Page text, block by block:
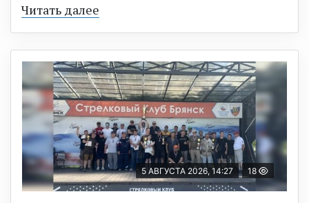
Читать далее
5 АВГУСТА 2026, 14:27 18